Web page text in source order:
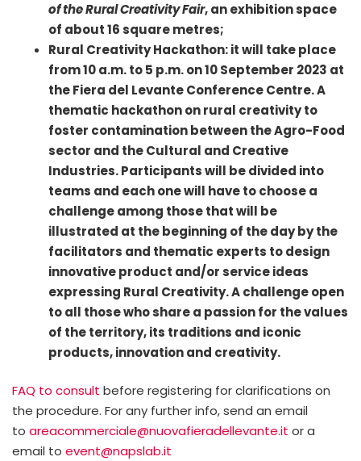
of the Rural Creativity Fair, an exhibition space
of about 16 square metres;
Rural Creativity Hackathon: it will take place
from 10 a.m. to 5 p.m. on 10 September 2023 at
the Fiera del Levante Conference Centre. A
thematic hackathon on rural creativity to
foster contamination between the Agro-Food
sector and the Cultural and Creative
Industries. Participants will be divided into
teams and each one will have to choose a
challenge among those that will be
illustrated at the beginning of the day by the
facilitators and thematic experts to design
innovative product and/or service ideas
expressing Rural Creativity. A challenge open
to all those who share a passion for the values
of the territory, its traditions and iconic
products, innovation and creativity.
FAQ to consult before registering for clarifications on
the procedure. For any further info, send an email
to areacommerciale@nuovafieradellevante.it or a
email to event@napslab.it